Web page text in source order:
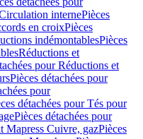
internePièces
en croixPièces
indémontablesPièces
Réductions et
pour Réductions et
Pièces détachées pour
pour
détachées pour Tés pour
Pièces détachées pour
Mapress Cuivre, gazPièces